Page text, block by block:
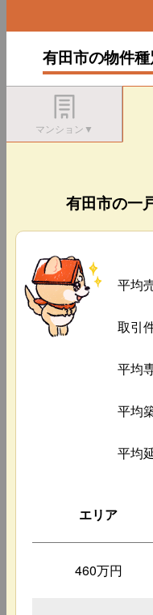
有田市の物件
マンション▼
有田市の一
平均
取引
平均
平均
平均
エリア
460万円